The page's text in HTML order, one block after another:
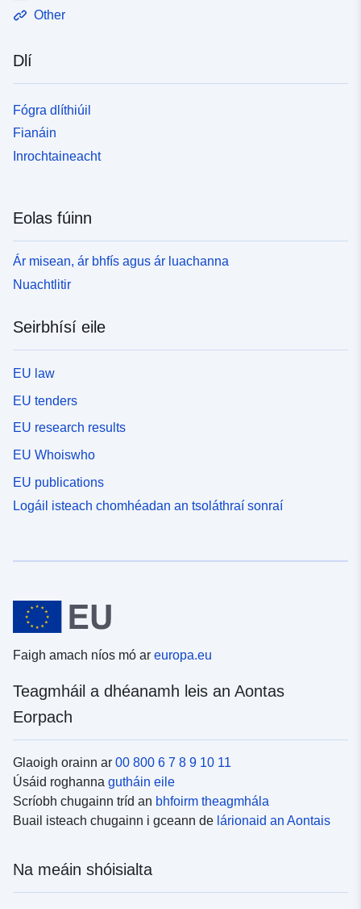
Other
Dlí
Fógra dlíthiúil
Fianáin
Inrochtaineacht
Eolas fúinn
Ár misean, ár bhfís agus ár luachanna
Nuachtlitir
Seirbhísí eile
EU law
EU tenders
EU research results
EU Whoiswho
EU publications
Logáil isteach chomhéadan an tsoláthraí sonraí
Faigh amach níos mó ar europa.eu
Teagmháil a dhéanamh leis an Aontas
Eorpach
Glaoigh orainn ar 00 800 6 7 8 9 10 11
Úsáid roghanna gutháin eile
Scríobh chugainn tríd an bhfoirm theagmhála
Buail isteach chugainn i gceann de lárionaid an Aontais
Na meáin shóisialta